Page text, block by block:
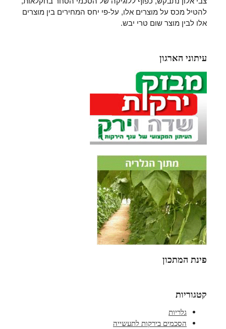
להטיל מכס על מוצרים אלו, על-פי יחס המחירים בין מוצרים
אלו לבין מוצר שום טרי יבש.
עיתוני הארגון
פינת המתכון
קטגוריות
גלריות
הסכמים בירקות לתעשייה